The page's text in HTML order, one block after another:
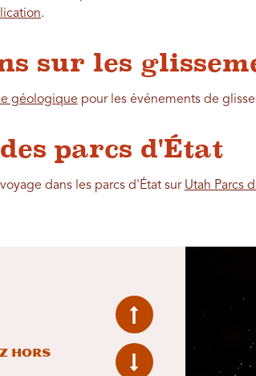
.
sur les
géologique pour les événements de
parcs d'État
dans les parcs d'État sur Utah Parcs
hors